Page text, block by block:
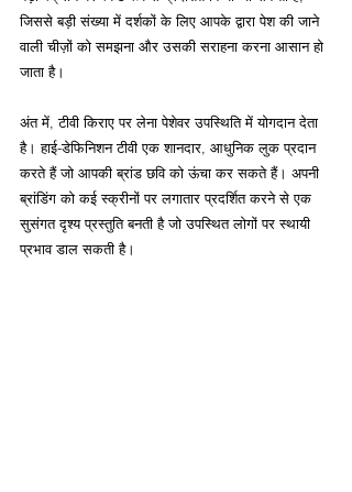
जिससे बड़ी संख्या में दर्शकों के लिए आपके द्वारा पेश की जाने
वाली चीज़ों को समझना और उसकी सराहना करना आसान हो
जाता है।
अंत में, टीवी किराए पर लेना पेशेवर उपस्थिति में योगदान देता
है। हाई-डेफिनिशन टीवी एक शानदार, आधुनिक लुक प्रदान
करते हैं जो आपकी ब्रांड छवि को ऊंचा कर सकते हैं। अपनी
ब्रांडिंग को कई स्क्रीनों पर लगातार प्रदर्शित करने से एक
सुसंगत दृश्य प्रस्तुति बनती है जो उपस्थित लोगों पर स्थायी
प्रभाव डाल सकती है।